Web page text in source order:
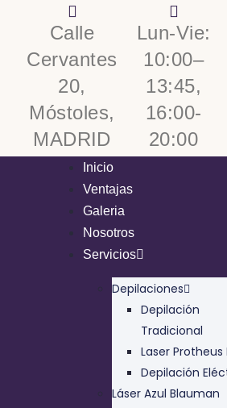
Calle
Cervantes
20,
Móstoles,
MADRID
Lun-Vie:
10:00–
13:45,
16:00-
20:00
Inicio
Ventajas
Galeria
Nosotros
Servicios
Depilaciones
Depilación
Tradicional
Laser Protheus
Depilación
Láser Azul Blauman